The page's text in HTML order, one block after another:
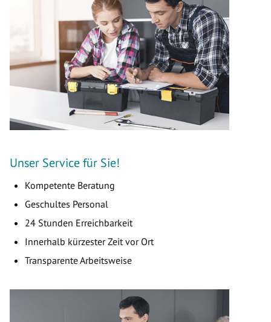
Unser Service für Sie!
Kompetente Beratung
Geschultes Personal
24 Stunden Erreichbarkeit
Innerhalb kürzester Zeit vor Ort
Transparente Arbeitsweise